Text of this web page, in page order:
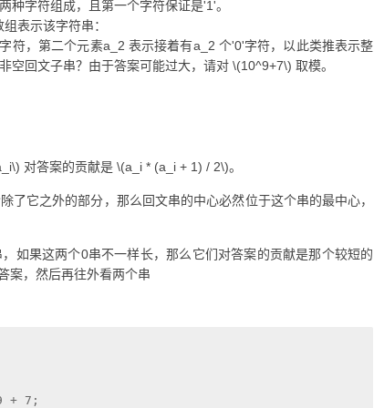
种字符组成，且第一个字符保证是'1'。
表示该字符串：
符，第二个元素a_2 表示接着有a_2 个'0'字符，以此类推表示整
空回文子串？由于答案可能过大，请对 \(10^9+7\) 取模。
对答案的贡献是 \(a_i * (a_i + 1) / 2\)。
了它之外的部分，那么回文串的中心必然位于这个串的最中心，
如果这两个0串不一样长，那么它们对答案的贡献是那个较短的
案，然后再往外看两个串
+ 7;